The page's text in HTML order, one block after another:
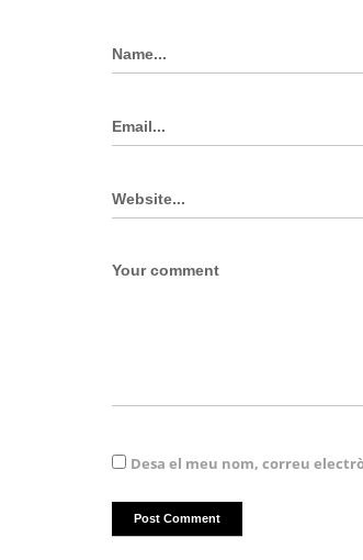
Desa el meu nom, correu